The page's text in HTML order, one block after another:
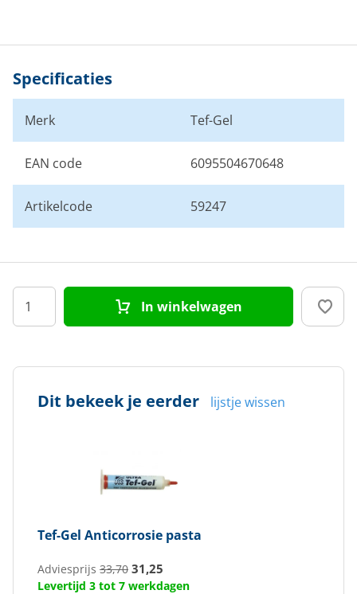
Specificaties
Merk Tef-Gel
EAN code 6095504670648
Artikelcode 59247
In winkelwagen
Dit bekeek je eerder lijstje wissen
Tef-Gel Anticorrosie pasta
Adviesprijs 33,70 31,25
Levertijd 3 tot 7 werkdagen